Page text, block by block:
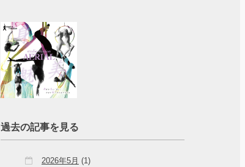
過去の記事を見る
2026年5月 (1)